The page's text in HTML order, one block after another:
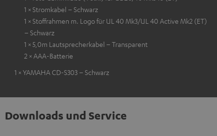
1 × Stromkabel – Schwarz
1 × Stoffrahmen m. Logo für UL 40 Mk3/UL 40 Active Mk2 (ET)
– Schwarz
1 × 5,0m Lautsprecherkabel – Transparent
2 × AAA-Batterie
1 × YAMAHA CD-S303 – Schwarz
Downloads und Service